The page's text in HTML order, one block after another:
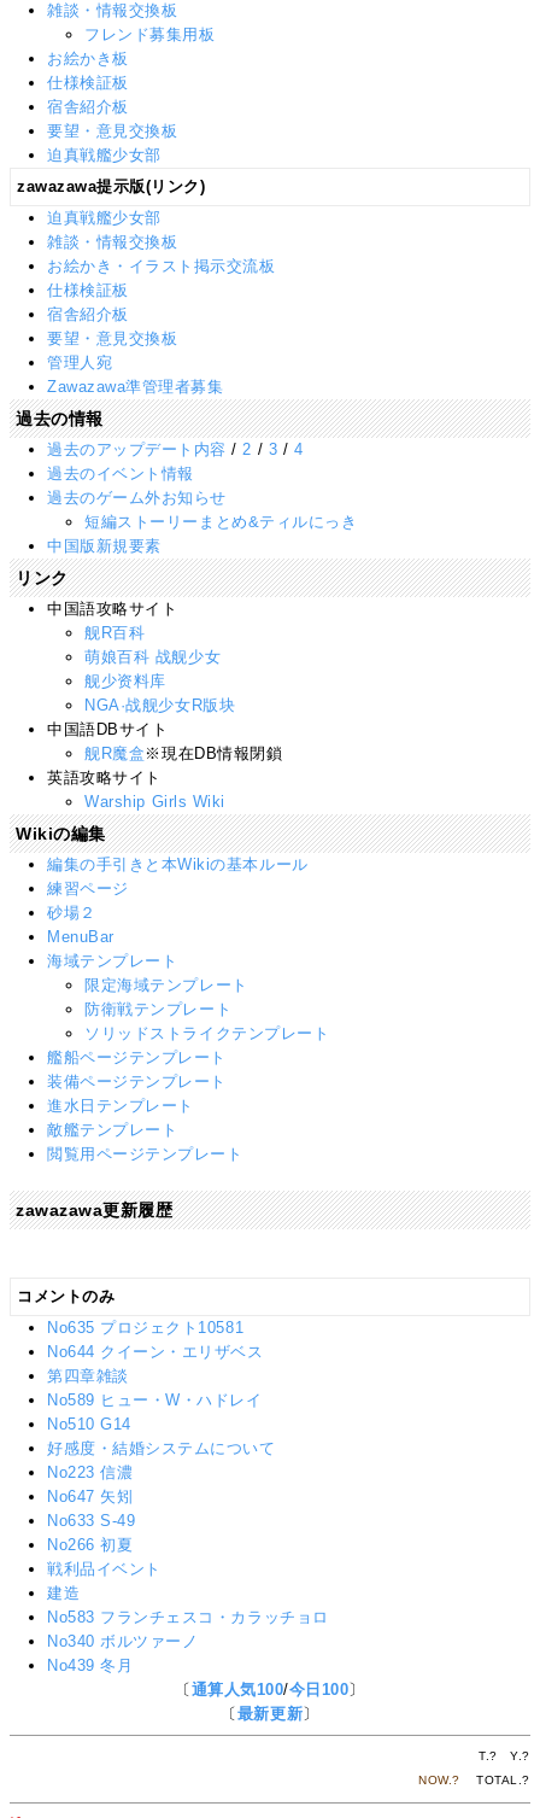
雑談・情報交換板
フレンド募集用板
お絵かき板
仕様検証板
宿舎紹介板
要望・意見交換板
迫真戦艦少女部
zawazawa提示版(リンク)
迫真戦艦少女部
雑談・情報交換板
お絵かき・イラスト掲示交流板
仕様検証板
宿舎紹介板
要望・意見交換板
管理人宛
Zawazawa準管理者募集
過去の情報
過去のアップデート内容 /2 / 3 / 4
過去のイベント情報
過去のゲーム外お知らせ
短編ストーリーまとめ&ティルにっき
中国版新規要素
リンク
中国語攻略サイト
舰R百科
萌娘百科 战舰少女
舰少资料库
NGA·战舰少女R版块
中国語DBサイト
舰R魔盒 ※現在DB情報閉鎖
英語攻略サイト
Warship Girls Wiki
Wikiの編集
編集の手引きと本Wikiの基本ルール
練習ページ
砂場２
MenuBar
海域テンプレート
限定海域テンプレート
防衛戦テンプレート
ソリッドストライクテンプレート
艦船ページテンプレート
装備ページテンプレート
進水日テンプレート
敵艦テンプレート
閲覧用ページテンプレート
zawazawa更新履歴
コメントのみ
No635 プロジェクト10581
No644 クイーン・エリザベス
第四章雑談
No589 ヒュー・W・ハドレイ
No510 G14
好感度・結婚システムについて
No223 信濃
No647 矢矧
No633 S-49
No266 初夏
戦利品イベント
建造
No583 フランチェスコ・カラッチョロ
No340 ボルツァーノ
No439 冬月
〔 通算人気100/今日100〕
〔 最新更新〕
T.? Y.?
NOW.? TOTAL.?